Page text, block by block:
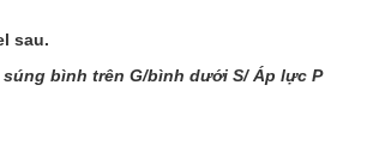
sau.
bình trên G/bình dưới S/ Áp lực P